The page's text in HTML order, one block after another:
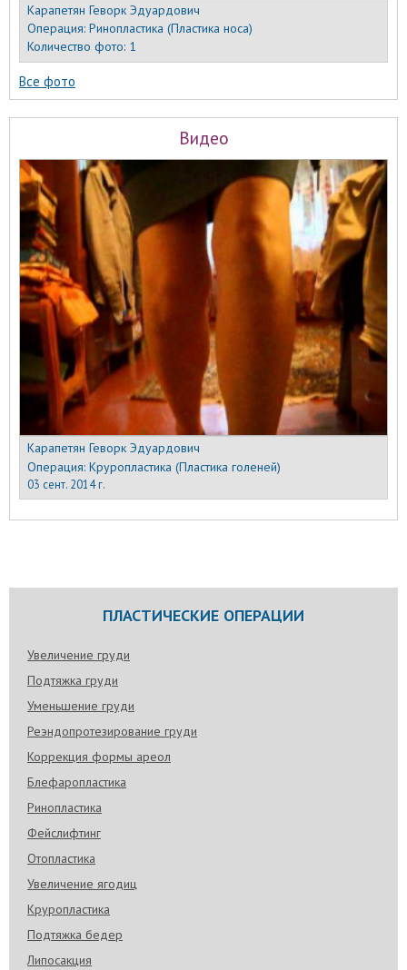
Карапетян Геворк Эдуардович
Операция:Ринопластика (Пластика носа)
Количество фото: 1
Все фото
Видео
Карапетян Геворк Эдуардович
Операция:Круропластика (Пластика голеней)
03 сент. 2014 г.
ПЛАСТИЧЕСКИЕ ОПЕРАЦИИ
Увеличение груди
Подтяжка груди
Уменьшение груди
Реэндопротезирование груди
Коррекция формы ареол
Блефаропластика
Ринопластика
Фейслифтинг
Отопластика
Увеличение ягодиц
Круропластика
Подтяжка бедер
Липосакция